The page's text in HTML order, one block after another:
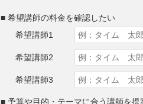
■ 希望講師の料金を確認したい
希望講師1
希望講師2
希望講師3
■ 予算や目的・テーマに合う講師を提